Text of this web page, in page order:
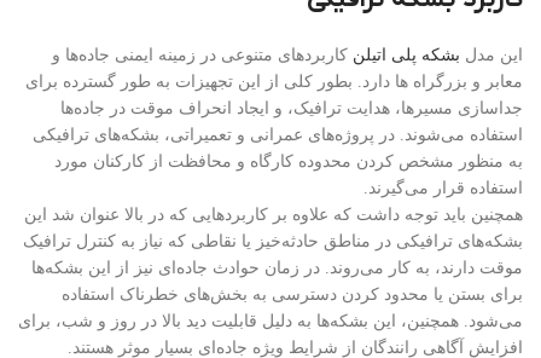
این مدل بشکه پلی اتیلن کاربردهای متنوعی در زمینه ایمنی جاده‌ها و
معابر و بزرگراه ها دارد. بطور کلی از این تجهیزات به طور گسترده برای
جداسازی مسیرها، هدایت ترافیک، و ایجاد انحراف موقت در جاده‌ها
استفاده می‌شوند. در پروژه‌های عمرانی و تعمیراتی، بشکه‌های ترافیکی
به منظور مشخص کردن محدوده کارگاه و محافظت از کارکنان مورد
استفاده قرار می‌گیرند.
همچنین باید توجه داشت که علاوه بر کاربردهایی که در بالا عنوان شد این
بشکه‌های ترافیکی در مناطق حادثه‌خیز یا نقاطی که نیاز به کنترل ترافیک
موقت دارند، به کار می‌روند. در زمان حوادث جاده‌ای نیز از این بشکه‌ها
برای بستن یا محدود کردن دسترسی به بخش‌های خطرناک استفاده
می‌شود. همچنین، این بشکه‌ها به دلیل قابلیت دید بالا در روز و شب، برای
افزایش آگاهی رانندگان از شرایط ویژه جاده‌ای بسیار موثر هستند.